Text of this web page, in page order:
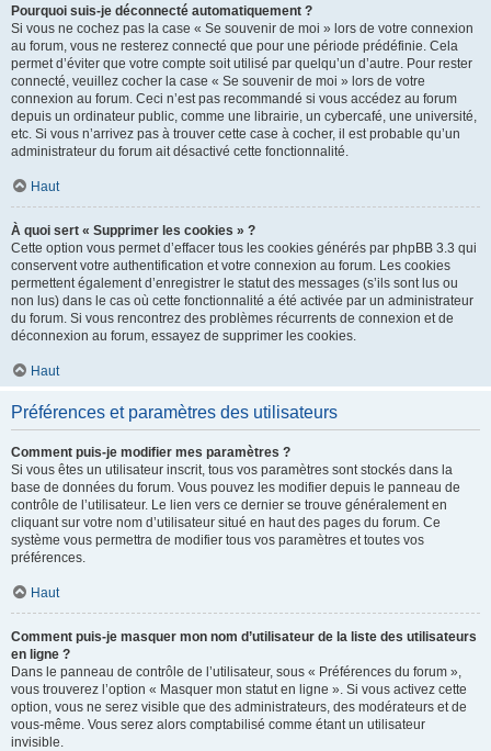
Pourquoi suis-je déconnecté automatiquement ?
Si vous ne cochez pas la case « Se souvenir de moi » lors de votre connexion
au forum, vous ne resterez connecté que pour une période prédéfinie. Cela
permet d’éviter que votre compte soit utilisé par quelqu’un d’autre. Pour rester
connecté, veuillez cocher la case « Se souvenir de moi » lors de votre
connexion au forum. Ceci n’est pas recommandé si vous accédez au forum
depuis un ordinateur public, comme une librairie, un cybercafé, une université,
etc. Si vous n’arrivez pas à trouver cette case à cocher, il est probable qu’un
administrateur du forum ait désactivé cette fonctionnalité.
Haut
À quoi sert « Supprimer les cookies » ?
Cette option vous permet d’effacer tous les cookies générés par phpBB 3.3 qui
conservent votre authentification et votre connexion au forum. Les cookies
permettent également d’enregistrer le statut des messages (s’ils sont lus ou
non lus) dans le cas où cette fonctionnalité a été activée par un administrateur
du forum. Si vous rencontrez des problèmes récurrents de connexion et de
déconnexion au forum, essayez de supprimer les cookies.
Haut
Préférences et paramètres des utilisateurs
Comment puis-je modifier mes paramètres ?
Si vous êtes un utilisateur inscrit, tous vos paramètres sont stockés dans la
base de données du forum. Vous pouvez les modifier depuis le panneau de
contrôle de l’utilisateur. Le lien vers ce dernier se trouve généralement en
cliquant sur votre nom d’utilisateur situé en haut des pages du forum. Ce
système vous permettra de modifier tous vos paramètres et toutes vos
préférences.
Haut
Comment puis-je masquer mon nom d’utilisateur de la liste des utilisateurs
en ligne ?
Dans le panneau de contrôle de l’utilisateur, sous « Préférences du forum »,
vous trouverez l’option « Masquer mon statut en ligne ». Si vous activez cette
option, vous ne serez visible que des administrateurs, des modérateurs et de
vous-même. Vous serez alors comptabilisé comme étant un utilisateur
invisible.